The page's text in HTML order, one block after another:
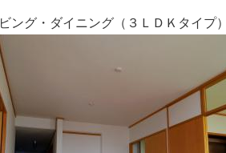
グ・ダイニング（３ＬＤＫタイプ